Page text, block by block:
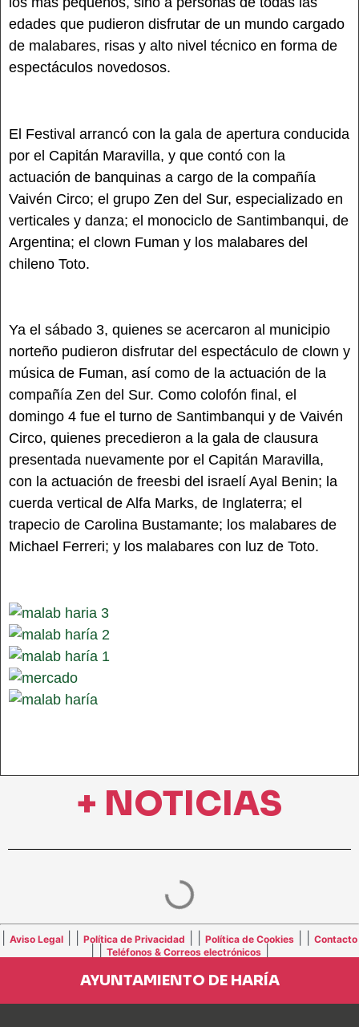
edades que pudieron disfrutar de un mundo cargado
de malabares, risas y alto nivel técnico en forma de
espectáculos novedosos.
El Festival arrancó con la gala de apertura conducida
por el Capitán Maravilla, y que contó con la
actuación de banquinas a cargo de la compañía
Vaivén Circo; el grupo Zen del Sur, especializado en
verticales y danza; el monociclo de Santimbanqui, de
Argentina; el clown Fuman y los malabares del
chileno Toto.
Ya el sábado 3, quienes se acercaron al municipio
norteño pudieron disfrutar del espectáculo de clown y
música de Fuman, así como de la actuación de la
compañía Zen del Sur. Como colofón final, el
domingo 4 fue el turno de Santimbanqui y de Vaivén
Circo, quienes precedieron a la gala de clausura
presentada nuevamente por el Capitán Maravilla,
con la actuación de freesbi del israelí Ayal Benin; la
cuerda vertical de Alfa Marks, de Inglaterra; el
trapecio de Carolina Bustamante; los malabares de
Michael Ferreri; y los malabares con luz de Toto.
+ NOTICIAS
Aviso Legal Política de Privacidad Política de Cookies Contacto
Teléfonos & Correos electrónicos|
AYUNTAMIENTO DE HARÍA